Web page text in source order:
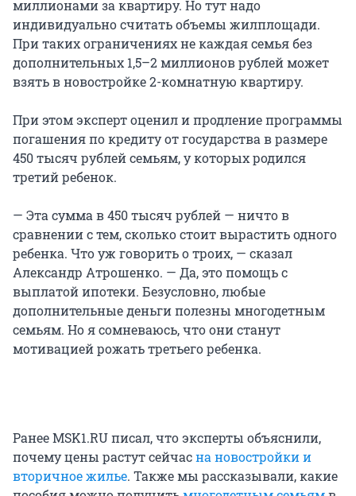
миллионами за квартиру. Но тут надо
индивидуально считать объемы жилплощади.
При таких ограничениях не каждая семья без
дополнительных 1,5–2 миллионов рублей может
взять в новостройке 2-комнатную квартиру.
При этом эксперт оценил и продление программы
погашения по кредиту от государства в размере
450 тысяч рублей семьям, у которых родился
третий ребенок.
— Эта сумма в 450 тысяч рублей — ничто в
сравнении с тем, сколько стоит вырастить одного
ребенка. Что уж говорить о троих, — сказал
Александр Атрошенко. — Да, это помощь с
выплатой ипотеки. Безусловно, любые
дополнительные деньги полезны многодетным
семьям. Но я сомневаюсь, что они станут
мотивацией рожать третьего ребенка.
Ранее MSK1.RU писал, что эксперты объяснили,
почему цены растут сейчасна новостройки и
вторичное жилье. Также мы рассказывали, какие